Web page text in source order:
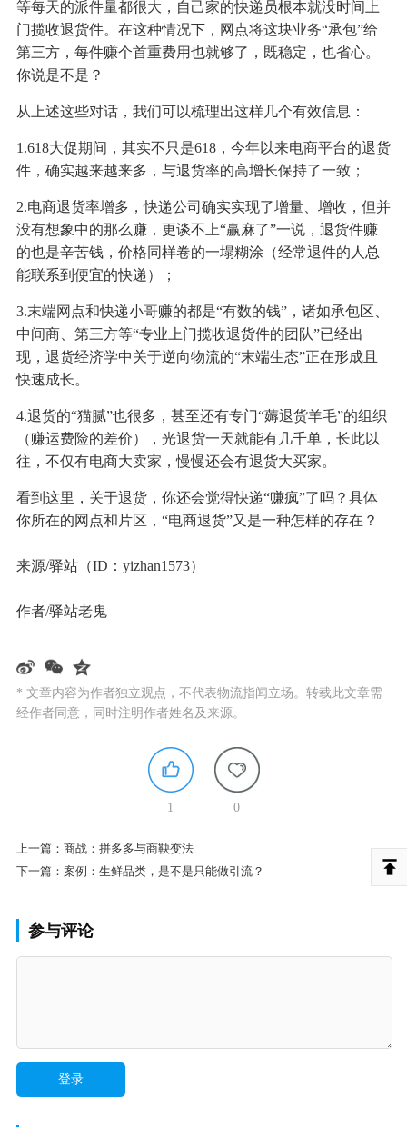
等每天的派件量都很大，自己家的快递员根本就没时间上
门揽收退货件。在这种情况下，网点将这块业务“承包”给
第三方，每件赚个首重费用也就够了，既稳定，也省心。
你说是不是？
从上述这些对话，我们可以梳理出这样几个有效信息：
1.618大促期间，其实不只是618，今年以来电商平台的退货
件，确实越来越来多，与退货率的高增长保持了一致；
2.电商退货率增多，快递公司确实实现了增量、增收，但并
没有想象中的那么赚，更谈不上“赢麻了”一说，退货件赚
的也是辛苦钱，价格同样卷的一塌糊涂（经常退件的人总
能联系到便宜的快递）；
3.末端网点和快递小哥赚的都是“有数的钱”，诸如承包区、
中间商、第三方等“专业上门揽收退货件的团队”已经出
现，退货经济学中关于逆向物流的“末端生态”正在形成且
快速成长。
4.退货的“猫腻”也很多，甚至还有专门“薅退货羊毛”的组织
（赚运费险的差价），光退货一天就能有几千单，长此以
往，不仅有电商大卖家，慢慢还会有退货大买家。
看到这里，关于退货，你还会觉得快递“赚疯”了吗？具体
你所在的网点和片区，“电商退货”又是一种怎样的存在？
来源/驿站（ID：yizhan1573）
作者/驿站老鬼
* 文章内容为作者独立观点，不代表物流指闻立场。转载此文章需
经作者同意，同时注明作者姓名及来源。
1 0
上一篇： 商战：拼多多与商鞅变法
下一篇： 案例：生鲜品类，是不是只能做引流？
参与评论